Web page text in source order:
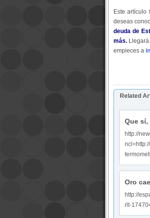
Este
deseas
deuda de
más.
empieces a
Related
Que sí,
http://
Oro
http://
rlt-